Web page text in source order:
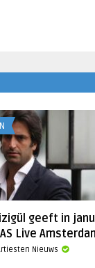
geeft in
Live
Nieuws